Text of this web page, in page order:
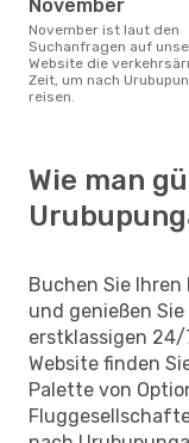
November
November ist laut den
Suchanfragen auf
Website die
Zeit, um nach
reisen.
Wie man
Buchen Sie
und genießen
erstklassigen
Website finden
Palette von